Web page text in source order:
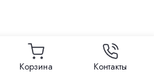
Корзина Контакты